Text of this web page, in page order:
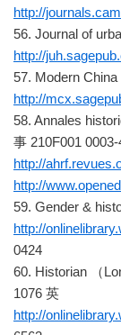
http://
56. Journal of
http://
57. Modern
http://
58. Annales
事 210F001
http://
http://
59. Gender &
http://
0424
60. Historian （
1076 英
http://